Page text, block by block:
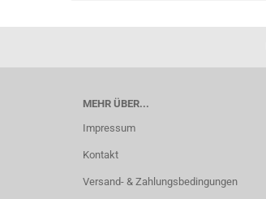
MEHR ÜBER...
Impressum
Kontakt
Versand- & Zahlungsbedingungen